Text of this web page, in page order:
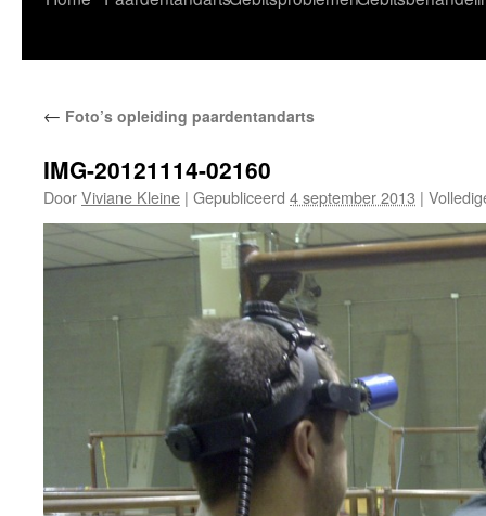
inhoud
← Foto’s opleiding paardentandarts
IMG-20121114-02160
DoorViviane Kleine | Gepubliceerd 4 september 2013 |